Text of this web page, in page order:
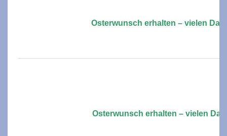
Osterwunsch erhalten – vielen
Osterwunsch erhalten – vielen